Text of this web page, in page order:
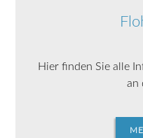
Hier finden Sie alle
an